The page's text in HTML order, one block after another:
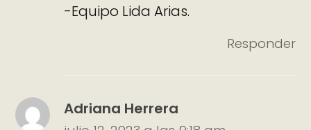
-Equipo Lida Arias.
Responder
Adriana Herrera